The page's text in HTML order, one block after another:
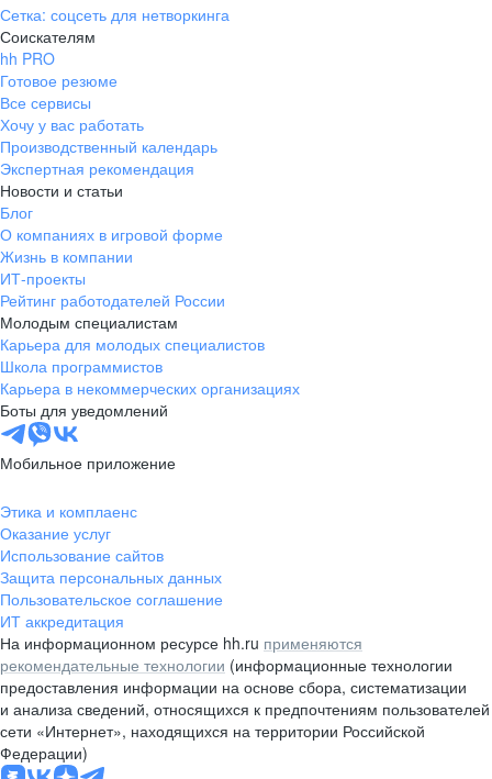
Сетка: соцсеть для нетворкинга
Соискателям
hh PRO
Готовое резюме
Все сервисы
Хочу у вас работать
Производственный календарь
Экспертная рекомендация
Новости и статьи
Блог
О компаниях в игровой форме
Жизнь в компании
ИТ-проекты
Рейтинг работодателей России
Молодым специалистам
Карьера для молодых специалистов
Школа программистов
Карьера в некоммерческих организациях
Боты для уведомлений
Мобильное приложение
Этика и комплаенс
Оказание услуг
Использование сайтов
Защита персональных данных
Пользовательское соглашение
ИТ аккредитация
На информационном ресурсе hh.ru применяются
рекомендательные технологии (информационные технологии
предоставления информации на основе сбора, систематизации
и анализа сведений, относящихся к предпочтениям пользователей
сети «Интернет», находящихся на территории Российской
Федерации)